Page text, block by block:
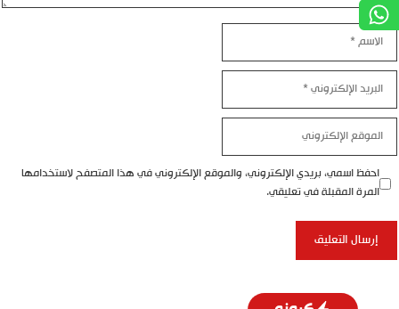
الاسم
الإلكتروني
الإلكتروني
احفظ اسمي، بريدي الإلكتروني، والموقع الإلكتروني في هذا المتصفح لاستخدامها
المرة المقبلة في تعليقي.